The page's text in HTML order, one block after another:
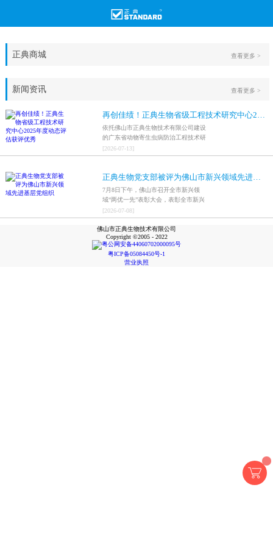
正典商城 查看更多 >
新闻资讯
再创佳绩！正典生物省级工程技术研究中心2025年度动态评估获评优秀
依托佛山市正典生物技术有限公司建设
的广东省动物寄生虫病防治工程技术研
究中心，在全省参评科研平台中综合表
现突出，成功获评最高评价等级“优
[2026-07-13]
正典生物党支部被评为佛山市新兴领域先进基层党组织
7月8日下午，佛山市召开全市新兴领
域“两优一先”表彰大会，表彰全市新兴
领域优秀共产党员、优秀党务工作者和
先进基层党组织，中共佛山市正典生物
技术有限公司支部委员会被评为佛山市
新兴领域先进基层党组织。
[2026-07-08]
查看更多 >
佛山市正典生物技术有限公司
Copyright ©2005 - 2022
粤公网安备44060702000095号
粤ICP备05084450号-1
营业执照